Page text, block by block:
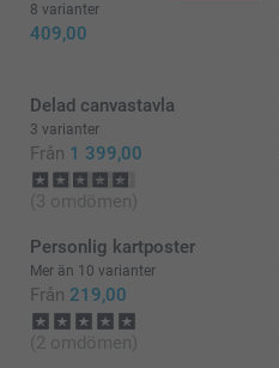
8 varianter
409,00
Delad canvastavla
3 varianter
Från 1 399,00
(3 omdömen)
Personlig kartposter
Mer än 10 varianter
Från 219,00
(2 omdömen)